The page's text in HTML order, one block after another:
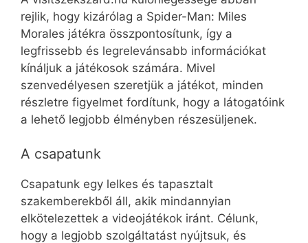
rejlik, hogy kizárólag a Spider-Man: Miles
Morales játékra összpontosítunk, így a
legfrissebb és legrelevánsabb információkat
kínáljuk a játékosok számára. Mivel
szenvedélyesen szeretjük a játékot, minden
részletre figyelmet fordítunk, hogy a látogatóink
a lehető legjobb élményben részesüljenek.
A csapatunk
Csapatunk egy lelkes és tapasztalt
szakemberekből áll, akik mindannyian
elkötelezettek a videojátékok iránt. Célunk,
hogy a legjobb szolgáltatást nyújtsuk, és